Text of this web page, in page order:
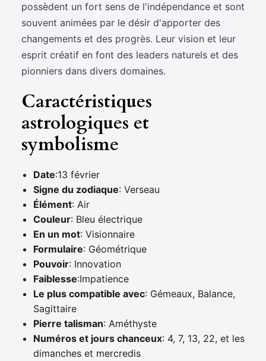
possèdent un fort sens de l'indépendance et sont
souvent animées par le désir d'apporter des
changements et des progrès. Leur vision et leur
esprit créatif en font des leaders naturels et des
pionniers dans divers domaines.
Caractéristiques
astrologiques et
symbolisme
Date:13 février
Signe du zodiaque: Verseau
Élément: Air
Couleur: Bleu électrique
En un mot: Visionnaire
Formulaire: Géométrique
Pouvoir: Innovation
Faiblesse:Impatience
Le plus compatible avec: Gémeaux, Balance,
Sagittaire
Pierre talisman: Améthyste
Numéros et jours chanceux: 4, 7, 13, 22, et les
dimanches et mercredis